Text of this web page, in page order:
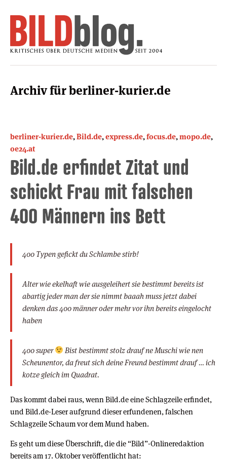
Archiv für berliner-kurier.de
berliner-kurier.de,Bild.de,express.de,focus.de,mopo.de,
oe24.at
Bild.de erfindet Zitat und
schickt Frau mit falschen
400 Männern ins Bett
400 Typen gefickt du Schlambe stirb!
Alter wie ekelhaft wie ausgeleihert sie bestimmt bereits ist
abartig jeder man der sie nimmt baaah muss jetzt dabei
denken das 400 männer oder mehr vor ihn bereits eingelocht
haben
400 super
Bist bestimmt stolz drauf ne Muschi wie nen
Scheunentor, da freut sich deine Freund bestimmt drauf … ich
kotze gleich im Quadrat.
Das kommt dabei raus, wenn Bild.de eine Schlagzeile erfindet,
und Bild.de-Leser aufgrund dieser erfundenen, falschen
Schlagzeile Schaum vor dem Mund haben.
Es geht um diese Überschrift, die die “Bild”-Onlineredaktion
bereits am 17. Oktober veröffentlicht hat: